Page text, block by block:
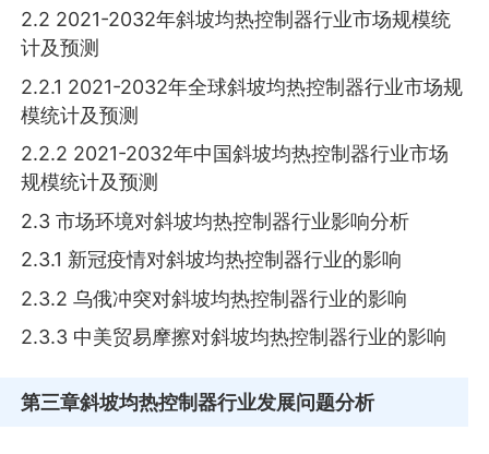
2.2 2021-2032年斜坡均热控制器行业市场规模统
计及预测
2.2.1 2021-2032年全球斜坡均热控制器行业市场规
模统计及预测
2.2.2 2021-2032年中国斜坡均热控制器行业市场
规模统计及预测
2.3 市场环境对斜坡均热控制器行业影响分析
2.3.1 新冠疫情对斜坡均热控制器行业的影响
2.3.2 乌俄冲突对斜坡均热控制器行业的影响
2.3.3 中美贸易摩擦对斜坡均热控制器行业的影响
第三章斜坡均热控制器行业发展问题分析